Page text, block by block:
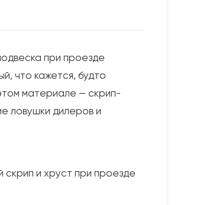
при проезде
что кажется, будто
материале — скрип-
ловушки дилеров и
и хруст при проезде